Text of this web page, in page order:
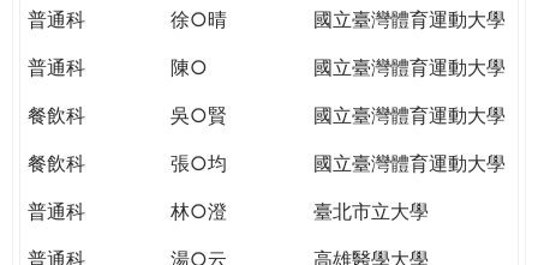
THE
CITIZENSHIP
普通科
徐○晴
國立臺灣體育運動大學
普通科
陳○
國立臺灣體育運動大學
餐飲科
吳○賢
國立臺灣體育運動大學
餐飲科
張○均
國立臺灣體育運動大學
普通科
林○澄
臺北市立大學
普通科
湯○云
高雄醫學大學